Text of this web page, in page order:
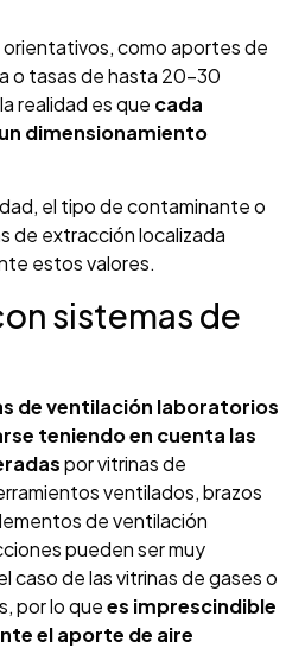
como aportes de
o tasas de hasta 20–30
realidad es que cada
dimensionamiento
el tipo de contaminante o
de extracción localizada
estos valores.
sistemas de
de ventilación laboratorios
teniendo en cuenta las
por vitrinas de
ventilados, brazos
de ventilación
pueden ser muy
caso de las vitrinas de gases o
por lo quees imprescindible
el aporte de aire